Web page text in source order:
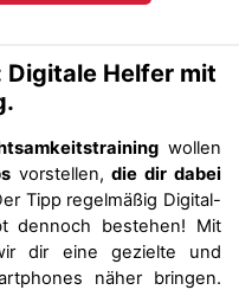
Digitale Helfer mit
wollen
vorstellen,die dir dabei
Tipp regelmäßig Digital-
dennoch bestehen! Mit
dir eine gezielte und
näher bringen.